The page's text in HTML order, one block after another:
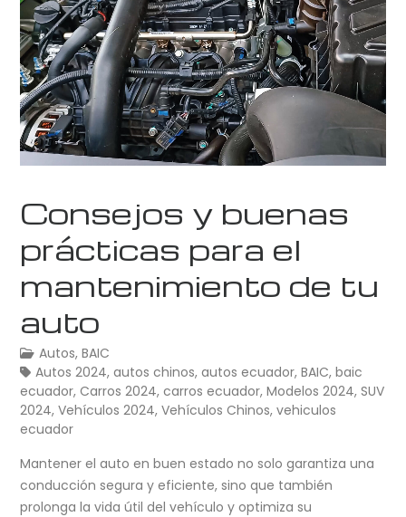
Consejos y buenas
prácticas para el
mantenimiento de tu
auto
Autos,BAIC
Autos 2024,autos chinos,autos ecuador,BAIC,baic
ecuador,Carros 2024,carros ecuador,Modelos 2024,SUV
2024,Vehículos 2024,Vehículos Chinos,vehiculos
ecuador
Mantener el auto en buen estado no solo garantiza una
conducción segura y eficiente, sino que también
prolonga la vida útil del vehículo y optimiza su